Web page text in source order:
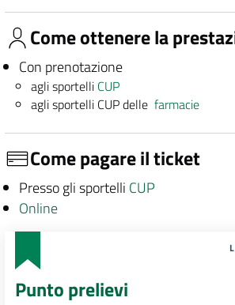
Come ottenere la
Con prenotazione
agli sportelli CUP
agli sportelli CUP dellefarmacie
Come pagare il ticket
Presso gli sportelli CUP
Online
Punto prelievi